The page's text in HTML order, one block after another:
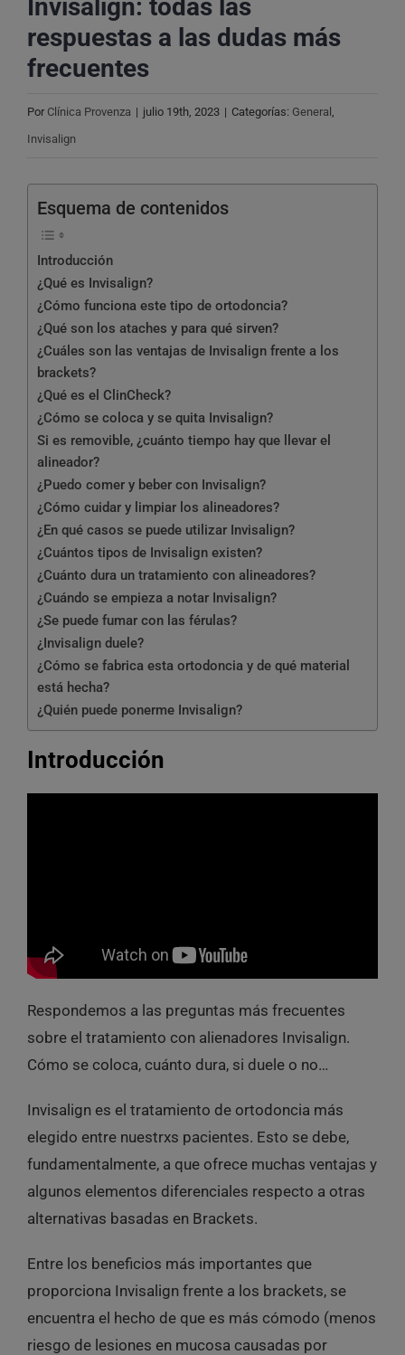
Invisalign: todas las
respuestas a las dudas más
frecuentes
Por Clínica Provenza | julio 19th, 2023 | Categorías: General
Invisalign
Esquema de contenidos
Introducción
¿Qué es Invisalign?
¿Cómo funciona este tipo de ortodoncia?
¿Qué son los ataches y para qué sirven?
¿Cuáles son las ventajas de Invisalign frente a los
brackets?
¿Qué es el ClinCheck?
¿Cómo se coloca y se quita Invisalign?
Si es removible, ¿cuánto tiempo hay que llevar el
alineador?
¿Puedo comer y beber con Invisalign?
¿Cómo cuidar y limpiar los alineadores?
¿En qué casos se puede utilizar Invisalign?
¿Cuántos tipos de Invisalign existen?
¿Cuánto dura un tratamiento con alineadores?
¿Cuándo se empieza a notar Invisalign?
¿Se puede fumar con las férulas?
¿Invisalign duele?
¿Cómo se fabrica esta ortodoncia y de qué material
está hecha?
¿Quién puede ponerme Invisalign?
Introducción
Respondemos a las preguntas más frecuentes
sobre el tratamiento con alienadores Invisalign.
Cómo se coloca, cuánto dura, si duele o no…
Invisalign es el tratamiento de ortodoncia más
elegido entre nuestrxs pacientes. Esto se debe,
fundamentalmente, a que ofrece muchas ventajas y
algunos elementos diferenciales respecto a otras
alternativas basadas en Brackets.
Entre los beneficios más importantes que
proporciona Invisalign frente a los brackets, se
encuentra el hecho de que es más cómodo (menos
riesgo de lesiones en mucosa causadas por